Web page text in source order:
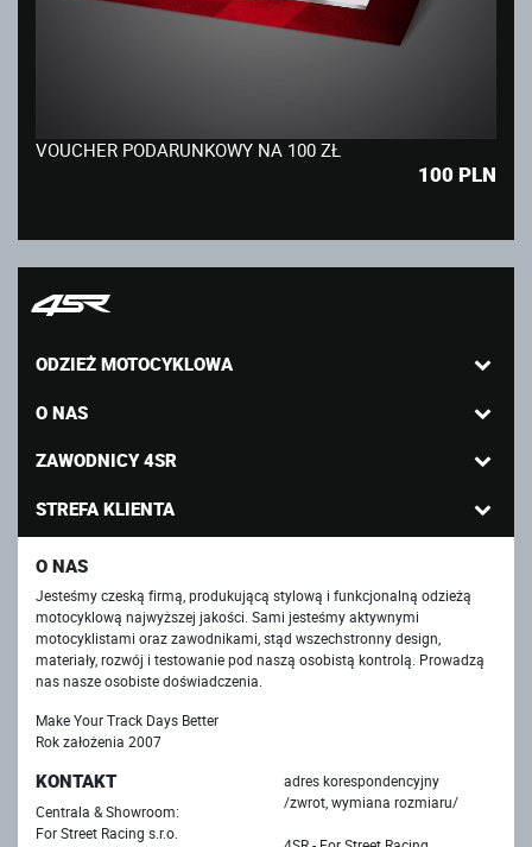
VOUCHER PODARUNKOWY NA 100 ZŁ
100 PLN
ODZIEŻ MOTOCYKLOWA
O NAS
ZAWODNICY 4SR
STREFA KLIENTA
O NAS
Jesteśmy czeską firmą, produkującą stylową i funkcjonalną odzieżą
motocyklową najwyższej jakości. Sami jesteśmy aktywnymi
motocyklistami oraz zawodnikami, stąd wszechstronny design,
materiały, rozwój i testowanie pod naszą osobistą kontrolą. Prowadzą
nas nasze osobiste doświadczenia.
Make Your Track Days Better
Rok założenia 2007
KONTAKT
Centrala & Showroom:
For Street Racing s.r.o.
adres korespondencyjny
/zwrot, wymiana rozmiaru/